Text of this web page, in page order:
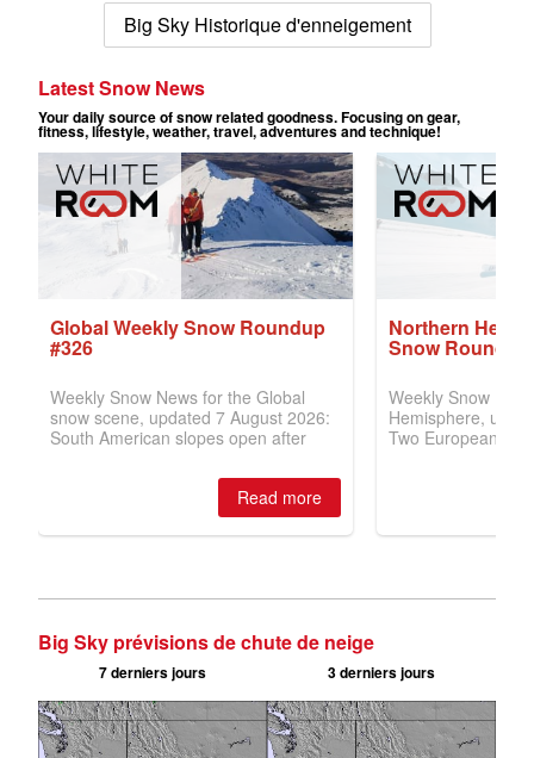
Big Sky Historique d'enneigement
Big Sky prévisions de chute de neige
7 derniers jours 3 derniers jours